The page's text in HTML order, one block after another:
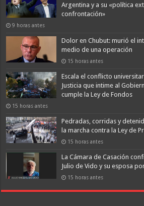
Argentina y a su «política
confrontación»
9 horas antes
Dolor en Chubut: murió el
medio de una operación
15 horas antes
Escala el conflicto
Justicia que intime al
cumple la Ley de Fondos
15 horas antes
Pedradas, corridas y
la marcha contra la Ley de
15 horas antes
La Cámara de Casación
Julio de Vido y su esposa
15 horas antes